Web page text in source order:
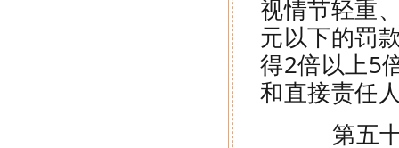
视情节轻重
元以下的罚
得2倍以上5
和直接责任
第五十